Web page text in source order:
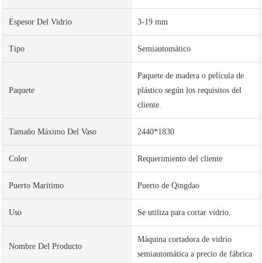
Espesor Del Vidrio 3-19 mm
Tipo Semiautomático
Paquete
Paquete de madera o película de
plástico según los requisitos del
cliente.
Tamaño Máximo Del Vaso 2440*1830
Color Requerimiento del cliente
Puerto Marítimo Puerto de Qingdao
Uso Se utiliza para cortar vidrio.
Nombre Del Producto
Máquina cortadora de vidrio
semiautomática a precio de fábrica